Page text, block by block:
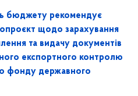
бюджету рекомендує
щодо зарахування
та видачу документів
експортного контролю
фонду державного